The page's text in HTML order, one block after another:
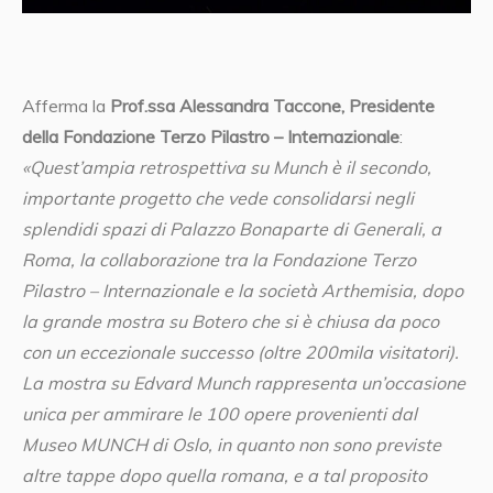
Afferma la Prof.ssa Alessandra Taccone, Presidente
della Fondazione Terzo Pilastro – Internazionale:
«Quest’ampia retrospettiva su Munch è il secondo,
importante progetto che vede consolidarsi negli
splendidi spazi di Palazzo Bonaparte di Generali, a
Roma, la collaborazione tra la Fondazione Terzo
Pilastro – Internazionale e la società Arthemisia, dopo
la grande mostra su Botero che si è chiusa da poco
con un eccezionale successo (oltre 200mila visitatori).
La mostra su Edvard Munch rappresenta un’occasione
unica per ammirare le 100 opere provenienti dal
Museo MUNCH di Oslo, in quanto non sono previste
altre tappe dopo quella romana, e a tal proposito